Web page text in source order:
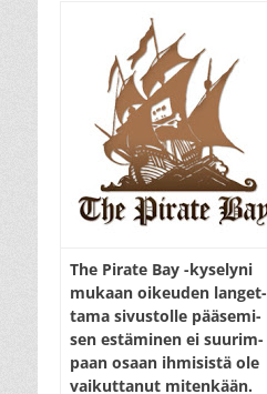
The Pi­rate Bay -ky­se­ly­ni
mu­kaan oi­keu­den lan­get­
ta­ma si­vus­tol­le pää­se­mi­
sen es­tä­mi­nen ei suu­rim­
paan osaan ih­mi­sis­tä ole
vai­kut­ta­nut mi­ten­kään.